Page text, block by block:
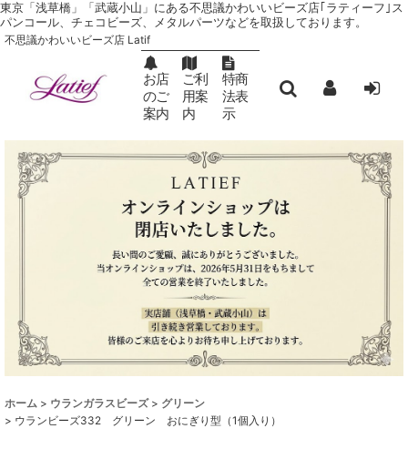
東京「浅草橋」「武蔵小山」にある不思議かわいいビーズ店｢ラティーフ｣ ス
パンコール、チェコビーズ、メタルパーツなどを取扱しております。
不思議かわいいビーズ店 Latif
お店
のご
案内
ご利
用案
内
特商
法表
示
ホーム > ウランガラスビーズ > グリーン
> ウランビーズ332 グリーン おにぎり型（1個入り）